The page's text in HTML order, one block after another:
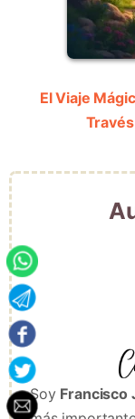
El Viaje
Soy Francisco